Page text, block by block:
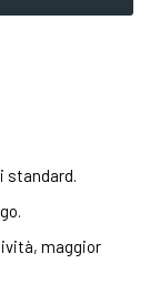
standard.
maggior